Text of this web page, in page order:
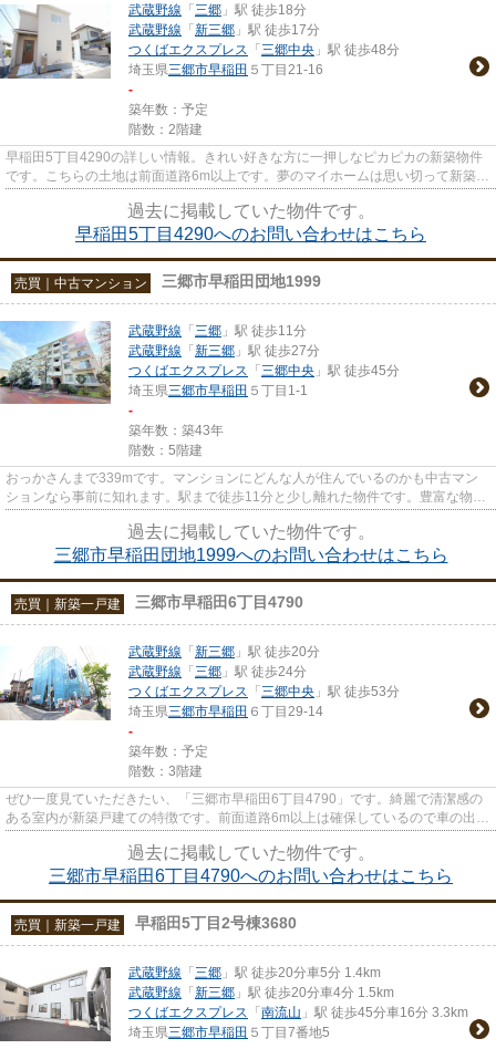
武蔵野線 「 三郷 」駅 徒歩18分
武蔵野線 「 新三郷 」駅 徒歩17分
つくばエクスプレス 「 三郷中央 」駅 徒歩48分
埼玉県三郷市早稲田 ５丁目21-16
-
築年数：予定
階数：2階建
早稲田5丁目4290の詳しい情報。きれい好きな方に一押しなピカピカの新築物件
です。こちらの土地は前面道路6m以上です。夢のマイホームは思い切って新築の
過去に掲載していた物件です。
早稲田5丁目4290へのお問い合わせはこちら
売買｜中古マンション 三郷市早稲田団地1999
武蔵野線 「 三郷 」駅 徒歩11分
武蔵野線 「 新三郷 」駅 徒歩27分
つくばエクスプレス 「 三郷中央 」駅 徒歩45分
埼玉県三郷市早稲田 ５丁目1-1
-
築年数：築43年
階数：5階建
おっかさんまで339mです。マンションにどんな人が住んでいるのかも中古マン
ションなら事前に知れます。駅まで徒歩11分と少し離れた物件です。豊富な物件
過去に掲載していた物件です。
三郷市早稲田団地1999へのお問い合わせはこちら
売買｜新築一戸建 三郷市早稲田6丁目4790
武蔵野線 「 新三郷 」駅 徒歩20分
武蔵野線 「 三郷 」駅 徒歩24分
つくばエクスプレス 「 三郷中央 」駅 徒歩53分
埼玉県三郷市早稲田 ６丁目29-14
-
築年数：予定
階数：3階建
ぜひ一度見ていただきたい、「三郷市早稲田6丁目4790」です。綺麗で清潔感の
ある室内が新築戸建ての特徴です。前面道路6m以上は確保しているので車の出し
過去に掲載していた物件です。
三郷市早稲田6丁目4790へのお問い合わせはこちら
売買｜新築一戸建 早稲田5丁目2号棟3680
武蔵野線 「 三郷 」駅 徒歩20分車5分 1.4km
武蔵野線 「 新三郷 」駅 徒歩20分車4分 1.5km
つくばエクスプレス 「 南流山 」駅 徒歩45分車16分 3.3km
埼玉県三郷市早稲田 ５丁目7番地5